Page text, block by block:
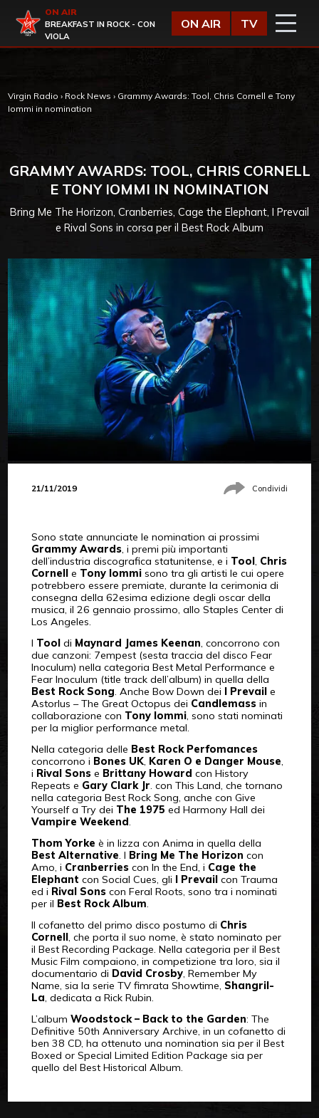
Virgin Radio
ON AIR
BREAKFAST IN ROCK - CON
VIOLA
ON AIR TV
Virgin Radio › Rock News › Grammy Awards: Tool, Chris Cornell e Tony
Iommi in nomination
GRAMMY AWARDS: TOOL, CHRIS CORNELL
E TONY IOMMI IN NOMINATION
Bring Me The Horizon, Cranberries, Cage the Elephant, I Prevail
e Rival Sons in corsa per il Best Rock Album
21/11/2019 Condividi
Sono state annunciate le nomination ai prossimi
Grammy Awards, i premi più importanti
dell’industria discografica statunitense, e i Tool , Chris
Cornell
e Tony Iommisono tra gli artisti le cui opere
potrebbero essere premiate, durante la cerimonia di
consegna della 62esima edizione degli oscar della
musica, il 26 gennaio prossimo, allo Staples Center di
Los Angeles.
I Tool di Maynard James Keenan, concorrono con
due canzoni: 7empest (sesta traccia del disco Fear
Inoculum) nella categoria Best Metal Performance e
Fear Inoculum (title track dell’album) in quella della
Best Rock Song. Anche Bow Down dei I Prevail e
Astorlus – The Great Octopus dei Candlemassin
collaborazione con Tony Iommi, sono stati nominati
per la miglior performance metal.
Nella categoria delle Best Rock Perfomances
concorrono i Bones UK, Karen O e Danger Mouse,
i Rival Sonse Brittany Howard con History
Repeats e Gary Clark Jr. con This Land, che tornano
nella categoria Best Rock Song, anche con Give
Yourself a Try dei The 1975 ed Harmony Hall dei
Vampire Weekend.
Thom Yorke è in lizza con Anima in quella della
Best Alternative. I Bring Me The Horizon con
Amo, i Cranberriescon In the End, i Cage the
Elephant con Social Cues, gli I Prevail con Trauma
ed i Rival Sonscon Feral Roots, sono tra i nominati
per il Best Rock Album.
Il cofanetto del primo disco postumo di Chris
Cornell , che porta il suo nome, è stato nominato per
il Best Recording Package. Nella categoria per il Best
Music Film compaiono, in competizione tra loro, sia il
documentario di David Crosby, Remember My
Name, sia la serie TV fimrata Showtime, Shangril-
La, dedicata a Rick Rubin.
L’album Woodstock – Back to the Garden: The
Definitive 50th Anniversary Archive, in un cofanetto di
ben 38 CD, ha ottenuto una nomination sia per il Best
Boxed or Special Limited Edition Package sia per
quello del Best Historical Album.